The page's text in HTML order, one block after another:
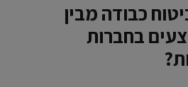
כבודה מבין
בחברות